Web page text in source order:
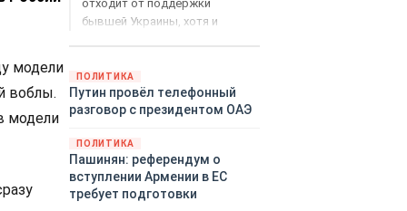
модели
воблы.
модели
отходит от поддержки
бывшей Украины, хотя и
закупленное ранее оружие.
Также американская
администрация скидывает на
киевского режима оружием,
которое стремится продавать
всем новым снабженцам.
Однако часто возникают
ПОЛИТИКА
Путин провёл телефонный
разговор с президентом ОАЭ
ПОЛИТИКА
Пашинян: референдум о
вступлении Армении в ЕС
требует подготовки